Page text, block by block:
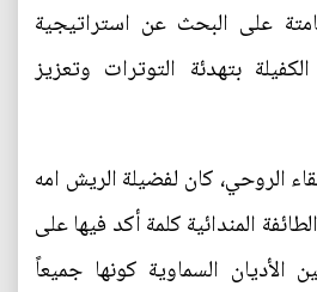
على البحث عن استراتيجية
بتهدئة التوترات وتعزيز
الروحي، كان لفضيلة الريش امه
المندائية كلمة أكد فيها على
السماوية كونها جميعاً